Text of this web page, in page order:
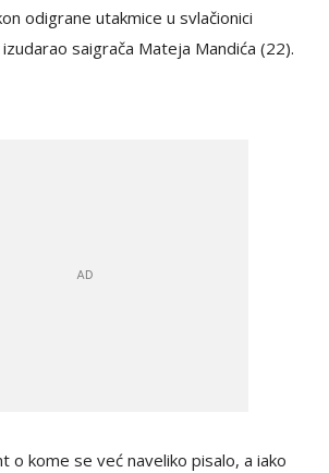
odigrane utakmice u svlačionici
saigrača Mateja Mandića (22).
o kome se već naveliko pisalo, a iako